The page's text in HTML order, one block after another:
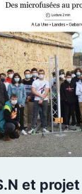
et